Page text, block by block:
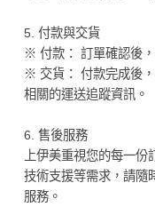
5. 付款與交貨
※ 付款： 訂單確認後
※ 交貨： 付款完成後
相關的運送追蹤資訊。
6. 售後服務
上伊美重視您的每一
技術支援等需求，請隨
服務。